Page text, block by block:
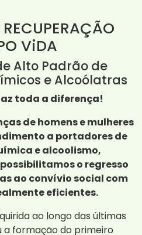
ViDA
Alto Padrão de
e Alcoólatras
toda a diferença!
de homens e mulheres
a portadores de
e alcoolismo,
o regresso
ao convívio social com
eficientes.
ao longo das últimas
a formação do primeiro